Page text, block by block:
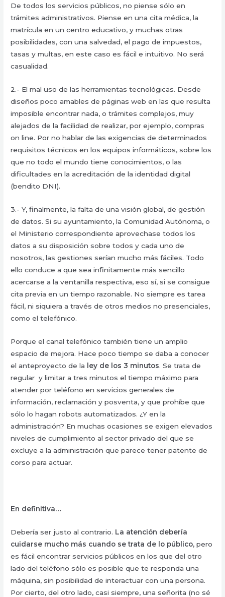
De todos los servicios públicos, no piense sólo en
trámites administrativos. Piense en una cita médica, la
matrícula en un centro educativo, y muchas otras
posibilidades, con una salvedad, el pago de impuestos,
tasas y multas, en este caso es fácil e intuitivo. No será
casualidad.
2.- El mal uso de las herramientas tecnológicas. Desde
diseños poco amables de páginas web en las que resulta
imposible encontrar nada, o trámites complejos, muy
alejados de la facilidad de realizar, por ejemplo, compras
on line. Por no hablar de las exigencias de determinados
requisitos técnicos en los equipos informáticos, sobre los
que no todo el mundo tiene conocimientos, o las
dificultades en la acreditación de la identidad digital
(bendito DNI).
3.- Y, finalmente, la falta de una visión global, de gestión
de datos. Si su ayuntamiento, la Comunidad Autónoma, o
el Ministerio correspondiente aprovechase todos los
datos a su disposición sobre todos y cada uno de
nosotros, las gestiones serían mucho más fáciles. Todo
ello conduce a que sea infinitamente más sencillo
acercarse a la ventanilla respectiva, eso sí, si se consigue
cita previa en un tiempo razonable. No siempre es tarea
fácil, ni siquiera a través de otros medios no presenciales,
como el telefónico.
Porque el canal telefónico también tiene un amplio
espacio de mejora. Hace poco tiempo se daba a conocer
el anteproyecto de la
ley de los 3 minutos. Se trata de
regular y limitara tresminutos el tiempo máximo para
atender por teléfono en servicios generales de
información, reclamación y posventa, y que prohíbe que
sólo lo hagan robots automatizados. ¿Y en la
administración? En muchas ocasiones se exigen elevados
niveles de cumplimiento al sector privado del que se
excluye a la administración que parece tener patente de
corso para actuar.
En definitiva…
Debería ser justo al contrario. La atención debería
cuidarse mucho más cuando se trata de lo público, pero
es fácil encontrar servicios públicos en los que del otro
lado del teléfono sólo es posible que te responda una
máquina, sin posibilidad de interactuar con una persona.
Por cierto,del otro lado, casi siempre, una señorita (no sé